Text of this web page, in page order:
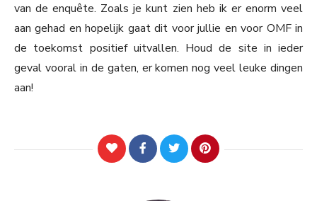
van de enquête. Zoals je kunt zien heb ik er enorm veel
aan gehad en hopelijk gaat dit voor jullie en voor OMF in
de toekomst positief uitvallen. Houd de site in ieder
geval vooral in de gaten, er komen nog veel leuke dingen
aan!